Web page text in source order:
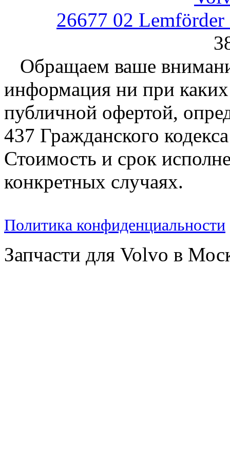
26677 02 Lemförder
Обращаем ваше
информация ни при каких
публичной офертой,
437 Гражданского
Стоимость и срок
конкретных случаях.
Политика конфиденциальности
Запчасти для Volvo в